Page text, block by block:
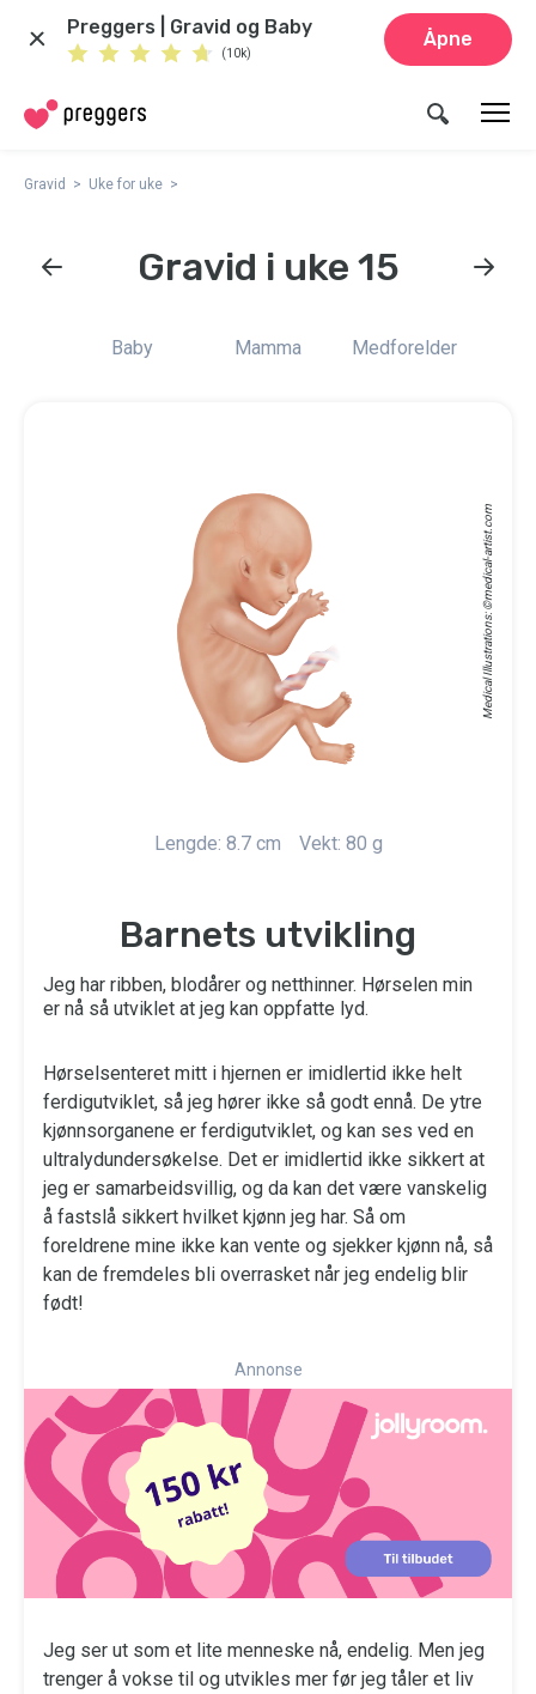
Preggers | Gravid og Baby
(10k)
Åpne
Gravid Uke for uke
Gravid i uke 15
Baby Mamma Medforelder
Medical Illustrations: ©
medical-artist.com
Lengde: 8.7 cm Vekt: 80 g
Barnets utvikling
Jeg har ribben, blodårer og netthinner. Hørselen min
er nå så utviklet at jeg kan oppfatte lyd.
Hørselsenteret mitt i hjernen er imidlertid ikke helt
ferdigutviklet, så jeg hører ikke så godt ennå. De ytre
kjønnsorganene er ferdigutviklet, og kan ses ved en
ultralydundersøkelse. Det er imidlertid ikke sikkert at
jeg er samarbeidsvillig, og da kan det være vanskelig
å fastslå sikkert hvilket kjønn jeg har. Så om
foreldrene mine ikke kan vente og sjekker kjønn nå, så
kan de fremdeles bli overrasket når jeg endelig blir
født!
Annonse
Jeg ser ut som et lite menneske nå, endelig. Men jeg
trenger å vokse til og utvikles mer før jeg tåler et liv